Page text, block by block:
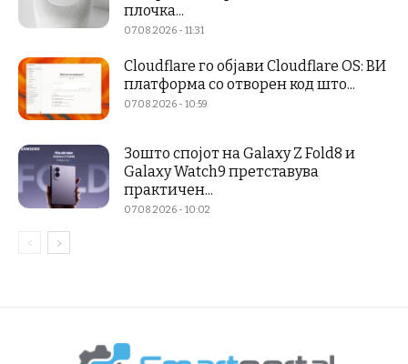
плочка...
07.08.2026 - 11:31
Cloudflare го објави Cloudflare OS: ВИ
платформа со отворен код што...
07.08.2026 - 10:59
Зошто спојот на Galaxy Z Fold8 и
Galaxy Watch9 претставува
практичен...
07.08.2026 - 10:02